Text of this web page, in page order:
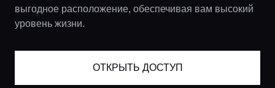
выгодное расположение, обеспечивая вам высокий
уровень жизни.
ОТКРЫТЬ ДОСТУП